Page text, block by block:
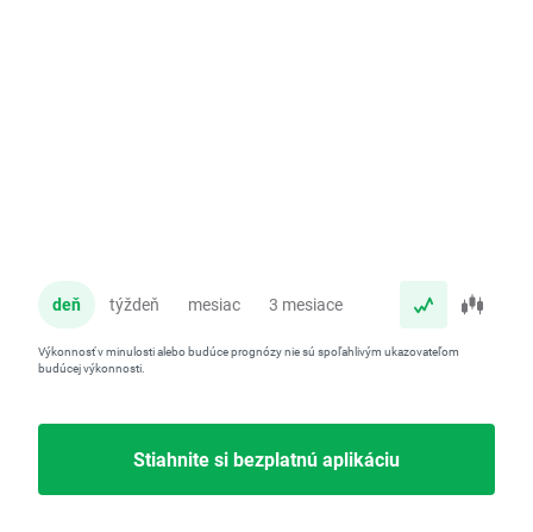
deň týždeň mesiac 3 mesiace
Výkonnosť v minulosti alebo budúce prognózy nie sú spoľahlivým ukazovateľom
budúcej výkonnosti.
Stiahnite si bezplatnú aplikáciu